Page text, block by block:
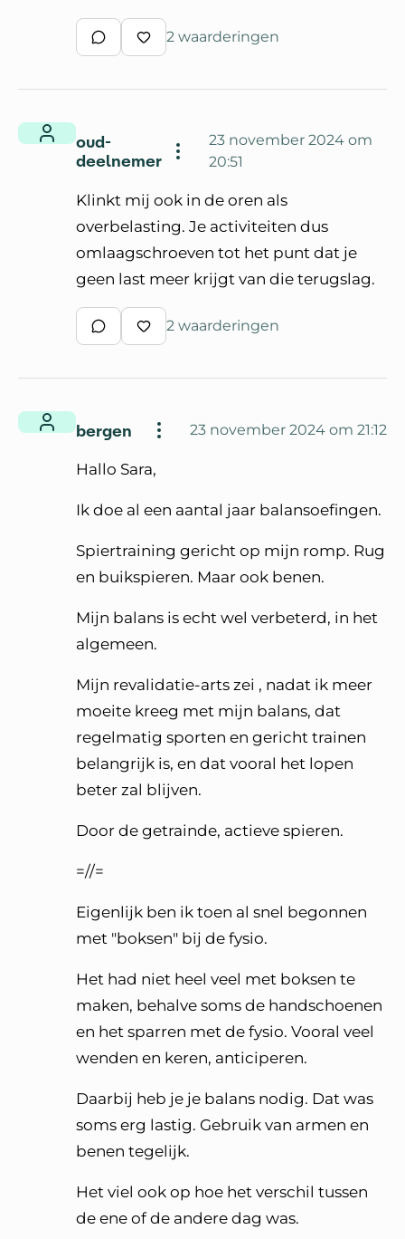
Schrijf een reactie
Waardeer reactie
2 waarderingen
oud-
deelnemer
23 november 2024 om
20:51
Klinkt mij ook in de oren als
overbelasting. Je activiteiten dus
omlaagschroeven tot het punt dat je
geen last meer krijgt van die terugslag.
Schrijf een reactie
Waardeer reactie
2 waarderingen
bergen 23 november 2024 om 21:12
Hallo Sara,
Ik doe al een aantal jaar balansoefingen.
Spiertraining gericht op mijn romp. Rug
en buikspieren. Maar ook benen.
Mijn balans is echt wel verbeterd, in het
algemeen.
Mijn revalidatie-arts zei , nadat ik meer
moeite kreeg met mijn balans, dat
regelmatig sporten en gericht trainen
belangrijk is, en dat vooral het lopen
beter zal blijven.
Door de getrainde, actieve spieren.
=//=
Eigenlijk ben ik toen al snel begonnen
met "boksen" bij de fysio.
Het had niet heel veel met boksen te
maken, behalve soms de handschoenen
en het sparren met de fysio. Vooral veel
wenden en keren, anticiperen.
Daarbij heb je je balans nodig. Dat was
soms erg lastig. Gebruik van armen en
benen tegelijk.
Het viel ook op hoe het verschil tussen
de ene of de andere dag was.